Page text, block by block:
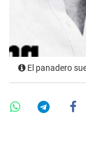
El panadero